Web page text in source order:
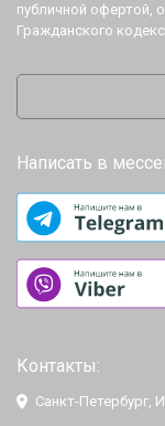
публичной офертой,
Гражданского
Написать в
Контакты:
Санкт-Петербург,